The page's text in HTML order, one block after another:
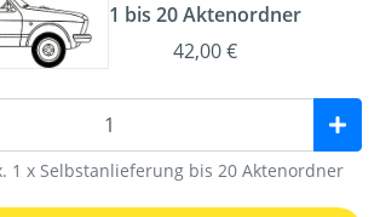
1 bis 20 Aktenordner
42,00 €
1 x Selbstanlieferung bis 20 Aktenordner